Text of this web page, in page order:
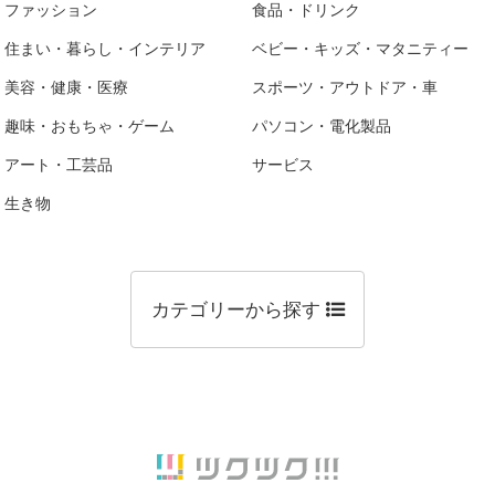
ファッション 食品・ドリンク
住まい・暮らし・インテリア ベビー・キッズ・マタニティー
美容・健康・医療 スポーツ・アウトドア・車
趣味・おもちゃ・ゲーム パソコン・電化製品
アート・工芸品 サービス
生き物
カテゴリーから探す